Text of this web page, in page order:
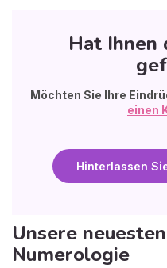
Hat
Möchten Sie Ihre
einen
Hinterlassen
Unsere
Numerologie